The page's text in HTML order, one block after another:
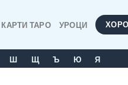
КАРТИ ТАРО УРОЦИ
Ш Щ Ъ Ю Я